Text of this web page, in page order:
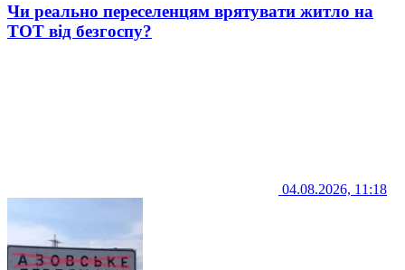
Чи реально переселенцям врятувати житло на
ТОТ від безгоспу?
04.08.2026, 11:18